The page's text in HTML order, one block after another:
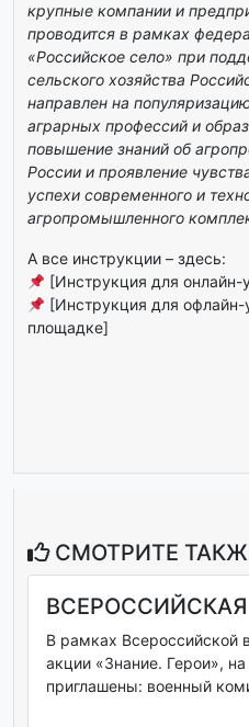
крупные компании и
проводится в рамках
«Российское село» при
сельского хозяйства
направлен на
аграрных профессий и
повышение знаний об
России и проявление
успехи современного и
агропромышленного
А все инструкции – здесь:
[Инструкция для онлайн-
[Инструкция для офлайн-
площадке]
СМОТРИТЕ
В рамках Всероссийской
акции «Знание. Герои»,
приглашены: военный